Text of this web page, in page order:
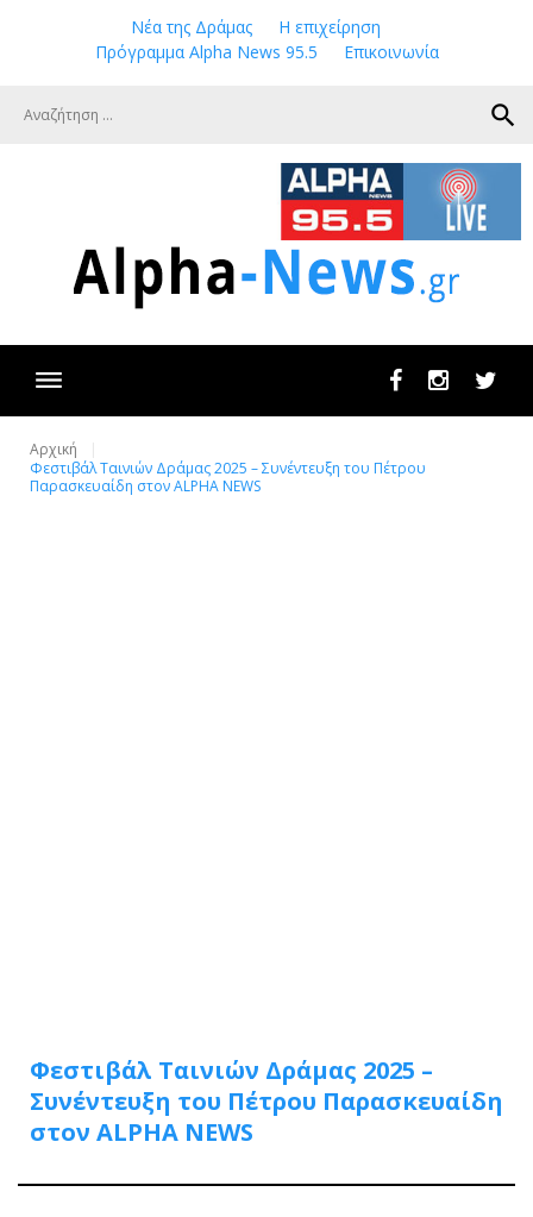
Νέα της Δράμας
Η επιχείρηση
Πρόγραμμα Alpha News 95.5
Επικοινωνία
search
FacebookInstagram
Αρχική
Φεστιβάλ Ταινιών Δράμας 2025 – Συνέντευξη του Πέτρου
Παρασκευαίδη στον ALPHA NEWS
Φεστιβάλ Ταινιών Δράμας 2025 –
Συνέντευξη του Πέτρου Παρασκευαίδη
στον ALPHA NEWS